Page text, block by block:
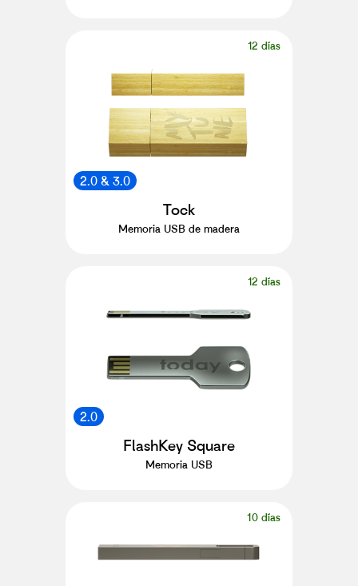
12 días
2.0 & 3.0
Tock
Memoria USB de madera
12 días
2.0
FlashKey Square
Memoria USB
10 días